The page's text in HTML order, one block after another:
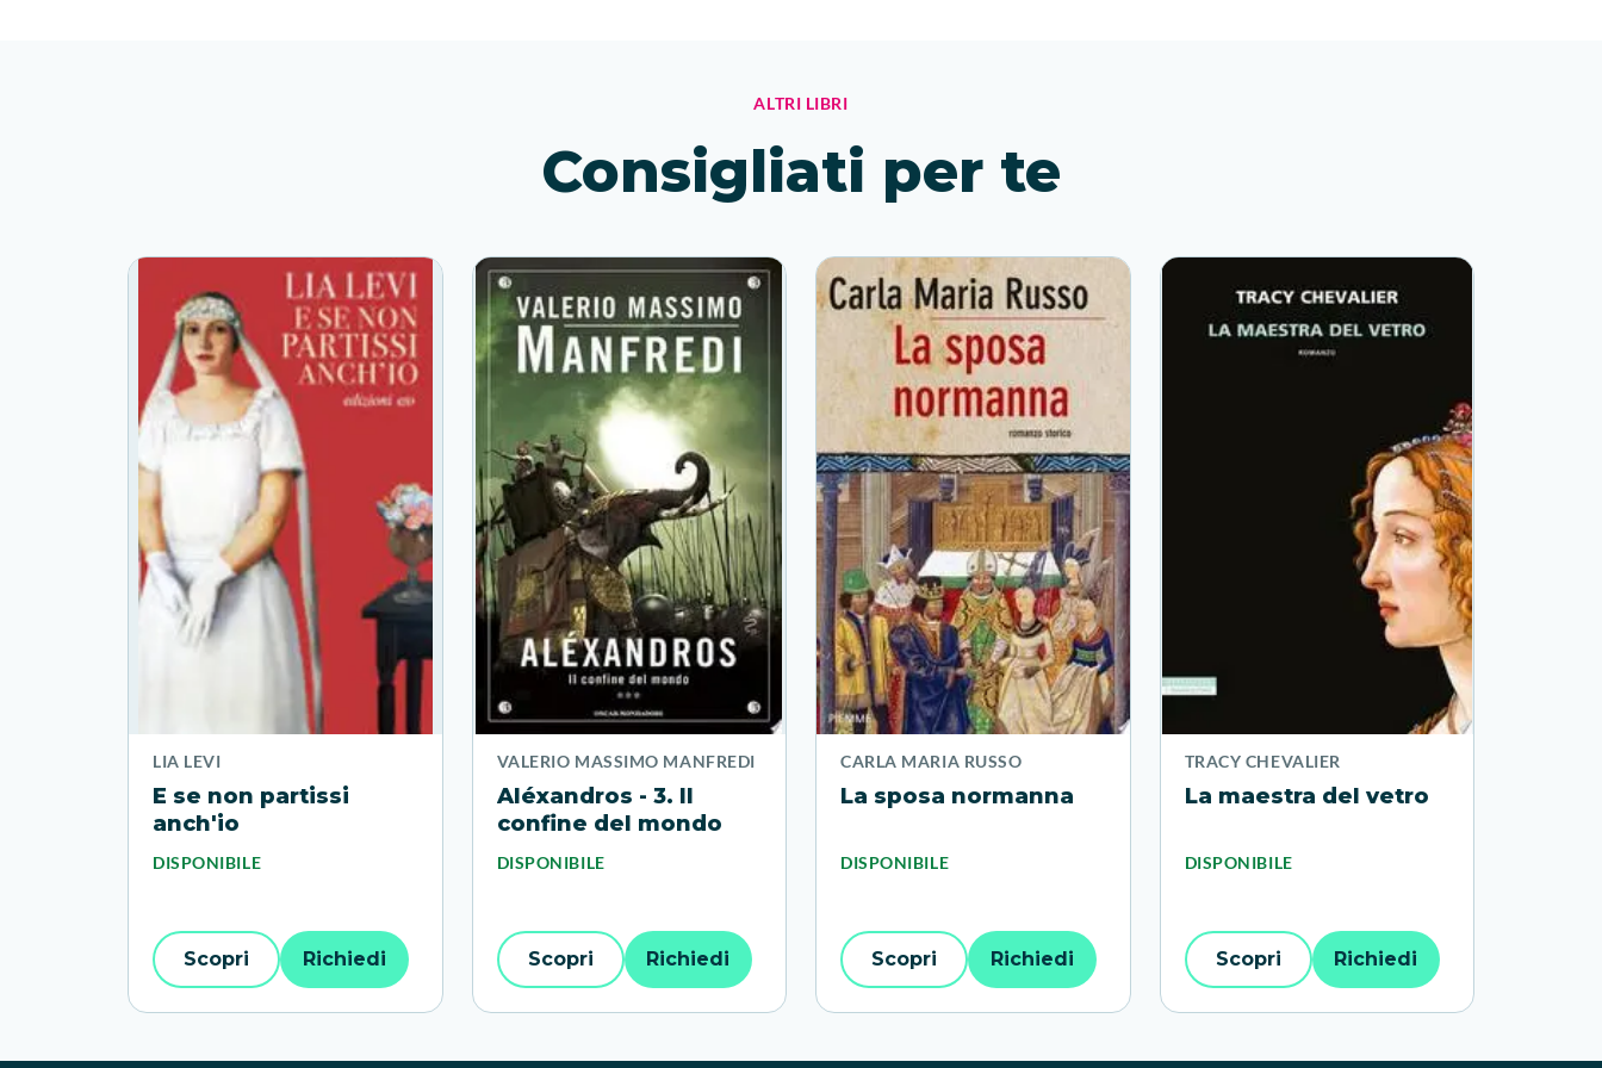
ALTRI LIBRI
Consigliati per te
LIA LEVI
E se non partissi
anch'io
DISPONIBILE
Scopri Richiedi
VALERIO MASSIMO MANFREDI
Aléxandros - 3. Il
confine del mondo
DISPONIBILE
Scopri Richiedi
CARLA MARIA RUSSO
La sposa normanna
DISPONIBILE
Scopri Richiedi
TRACY CHEVALIER
La maestra del vetro
DISPONIBILE
Scopri Richiedi